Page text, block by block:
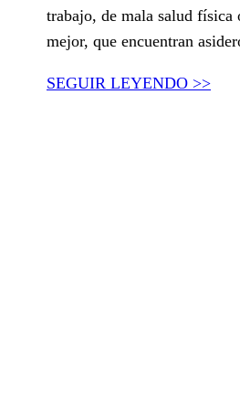
trabajo, de mala salud
mejor, que encuentran
SEGUIR LEYENDO >>